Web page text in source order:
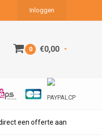
Inloggen
0 €0,00
een offerte aan